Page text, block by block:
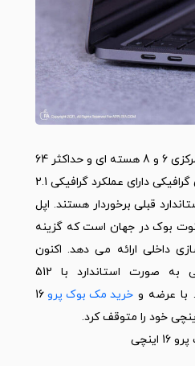
مدل های جدید از پردازنده مرکزی 6 و 8 هسته ای و حداکثر 64
گیگابایت رم و پردازنده های گرافیکی دارای عملکرد گرافیکی 2.1
قبلی برخوردار هستند. اپل
نوت بوک در جهان است که گزینه
سازی داخلی ارائه می دهد. اکنون
مدل های نسل 16 اینچی به صورت استاندارد با 512
با عرضه و خرید مک بوک پرو 16